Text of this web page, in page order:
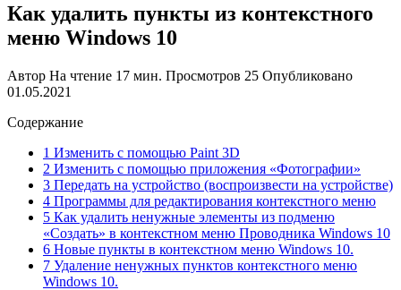
Как удалить пункты из контекстного
меню Windows 10
Автор На чтение 17 мин. Просмотров 25 Опубликовано
01.05.2021
Содержание
1 Изменить с помощью Paint 3D
2 Изменить с помощью приложения «Фотографии»
3 Передать на устройство (воспроизвести на устройстве)
4 Программы для редактирования контекстного меню
5 Как удалить ненужные элементы из подменю
«Создать» в контекстном меню Проводника Windows 10
6 Новые пункты в контекстном меню Windows 10.
7 Удаление ненужных пунктов контекстного меню
Windows 10.